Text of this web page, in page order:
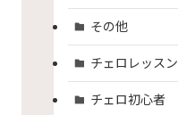
その他
チェロレッスン
チェロ初心者